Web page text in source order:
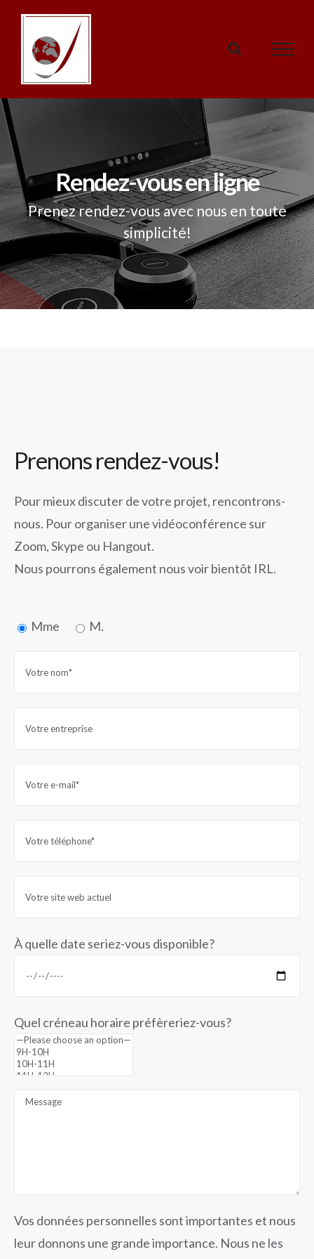
Passer
contenu
Rendez-vous en ligne
Prenez rendez-vous avec nous en toute
simplicité!
Prenons rendez-vous!
Pour mieux discuter de votre projet, rencontrons-
nous. Pour organiser une vidéoconférence sur
Zoom, Skype ou Hangout.
Nous pourrons également nous voir bientôt IRL.
Mme M.
À quelle date seriez-vous disponible?
Quel créneau horaire préfèreriez-vous?
Vos données personnelles sont importantes et nous
leur donnons une grande importance. Nous ne les